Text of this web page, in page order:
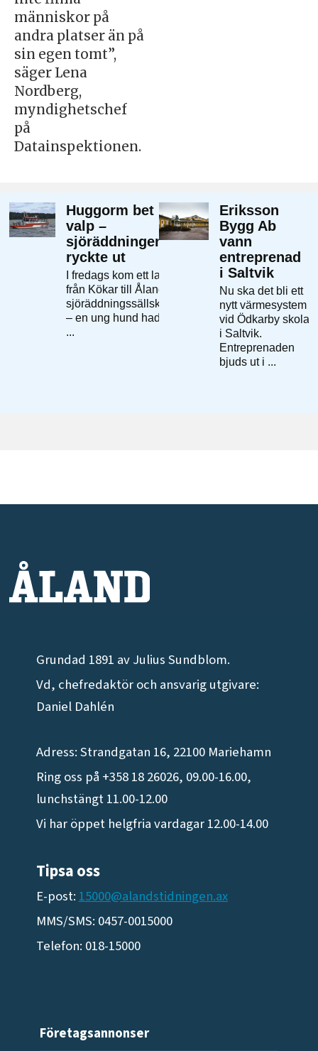
människor på
andra platser än på
sin egen tomt”,
säger Lena
Nordberg,
myndighetschef
på
Datainspektionen.
Grundad 1891 av Julius Sundblom.
Vd, chefredaktör och ansvarig utgivare:
Daniel Dahlén
Adress: Strandgatan 16, 22100 Mariehamn
Ring oss på +358 18 26026, 09.00-16.00,
lunchstängt 11.00-12.00
Vi har öppet helgfria vardagar 12.00-14.00
Tipsa oss
E-post:15000@alandstidningen.ax
MMS/SMS: 0457-0015000
Telefon: 018-15000
Företagsannonser